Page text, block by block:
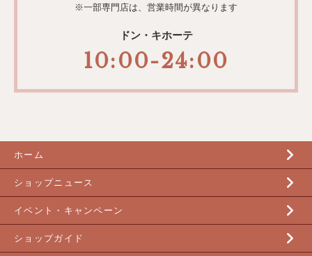
※一部専門店は、 営業時間が異なります
ドン・キホーテ
10:00-24:00
ホーム
ショップニュース
イベント・キャンペーン
ショップガイド